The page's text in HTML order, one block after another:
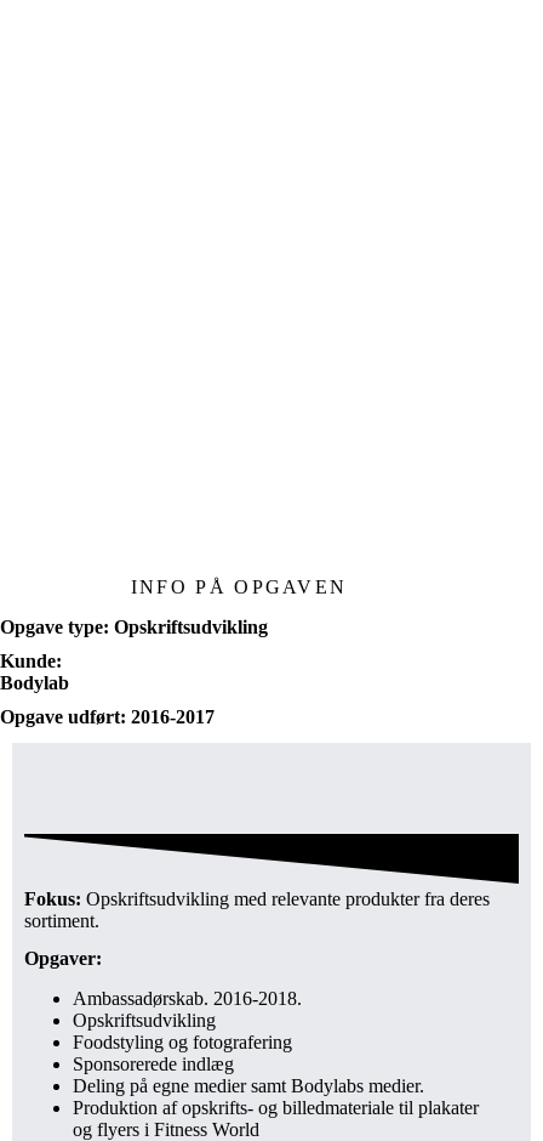
INFO PÅ OPGAVEN
Opgave type: Opskriftsudvikling
Kunde:
Bodylab
Opgave udført: 2016-2017
Fokus: Opskriftsudvikling med relevante produkter fra deres
sortiment.
Opgaver:
Ambassadørskab. 2016-2018.
Opskriftsudvikling
Foodstyling og fotografering
Sponsorerede indlæg
Deling på egne medier samt Bodylabs medier.
Produktion af opskrifts- og billedmateriale til plakater
og flyers i Fitness World